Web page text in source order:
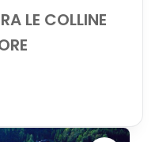
LE COLLINE